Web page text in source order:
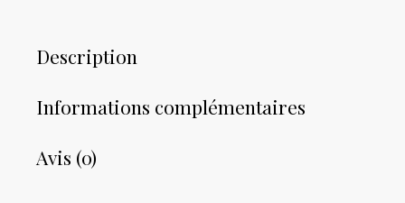
Description
Informations complémentaires
Avis (0)